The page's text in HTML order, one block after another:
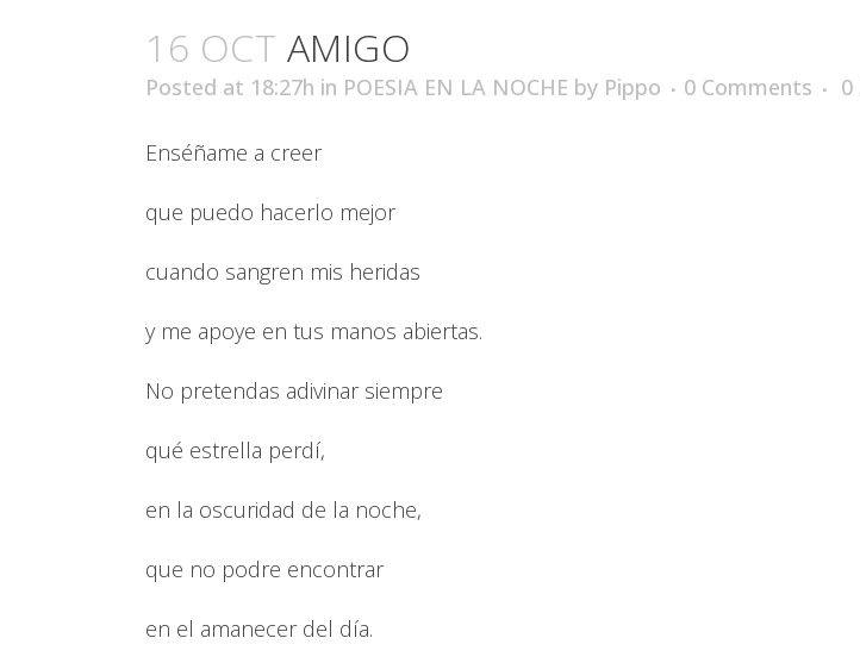
16 OCT AMIGO
Posted at 18:27h in POESIA EN LA NOCHE by Pippo 0 Comments 0
Enséñame a creer
que puedo hacerlo mejor
cuando sangren mis heridas
y me apoye en tus manos abiertas.
No pretendas adivinar siempre
qué estrella perdí,
en la oscuridad de la noche,
que no podre encontrar
en el amanecer del día.